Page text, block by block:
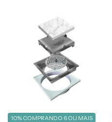
10% COMPRANDO 6 OU MAIS